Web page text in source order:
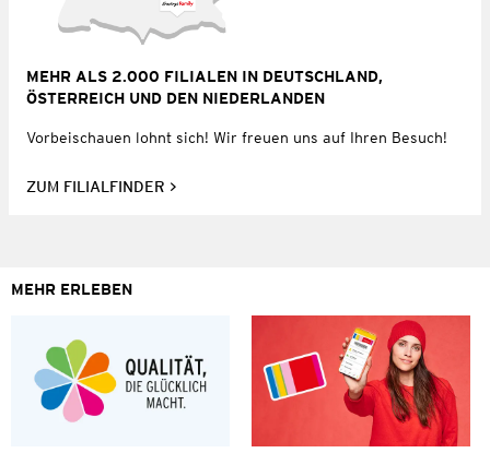
MEHR ALS 2.000 FILIALEN IN DEUTSCHLAND,
ÖSTERREICH UND DEN NIEDERLANDEN
Vorbeischauen lohnt sich! Wir freuen uns auf Ihren Besuch!
ZUM FILIALFINDER
MEHR ERLEBEN